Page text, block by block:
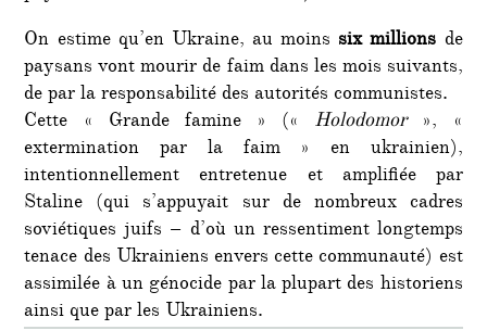
On estime qu’en Ukraine, au moins six millions de
paysans vont mourir de faim dans les mois suivants,
de par la responsabilité des autorités communistes.
Cette « Grande famine » (« Holodomor», «
extermination par la faim » en ukrainien),
intentionnellement entretenue et amplifiée par
Staline (qui s’appuyait sur de nombreux cadres
soviétiques juifs – d’où un ressentiment longtemps
tenace des Ukrainiens envers cette communauté) est
assimilée à un génocide par la plupart des historiens
ainsi que par les Ukrainiens.